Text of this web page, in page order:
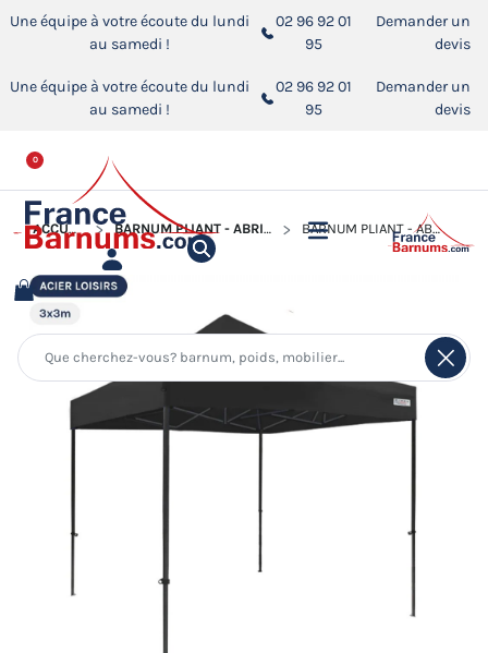
Une équipe à votre écoute du lundi
au samedi !
02 96 92 01
95
Demander un
devis
Une équipe à votre écoute du lundi
au samedi !
02 96 92 01
95
Demander un
devis
0
ACCUEIL BARNUM PLIANT - ABRI PLIABLE ACIER LOISIRS BARNUM PLIANT - ABRI PLIABLE ACIER LOISIRS 3MX3M NOIR